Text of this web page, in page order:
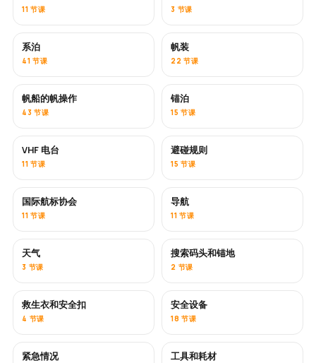
11 节课 3 节课
系泊
41 节课
帆装
22 节课
帆船的帆操作
43 节课
锚泊
15 节课
VHF 电台
11 节课
避碰规则
15 节课
国际航标协会
11 节课
导航
11 节课
天气
3 节课
搜索码头和锚地
2 节课
救生衣和安全扣
4 节课
安全设备
18 节课
紧急情况 工具和耗材